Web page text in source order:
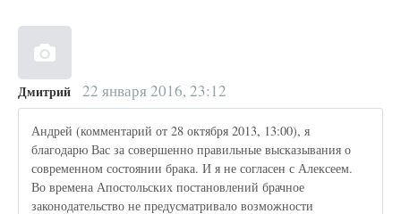
Дмитрий 22 января 2016, 23:12
Андрей (комментарий от 28 октября 2013, 13:00), я
благодарю Вас за совершенно правильные высказывания о
современном состоянии брака. И я не согласен с Алексеем.
Во времена Апостольских постановлений брачное
законодательство не предусматривало возможности